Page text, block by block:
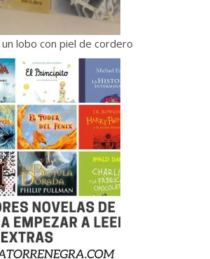
lobo con piel de cordero